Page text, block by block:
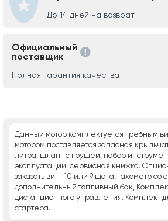
До 14 дней на возврат
Официальный
поставщик
Полная гарантия качества
Данный мотор комплектуется гребным
мотором поставляется запасная
литра, шланг с грушей, набор
эксплуатации, сервисная книжка.
заказать винт 10 или 9 шага, тахометр со
дополнительный топливный бак,
дистанционного управления. Комплект
стартера.